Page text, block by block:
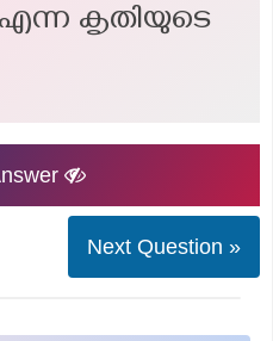
എന്ന കൃതിയുടെ
Next Question »